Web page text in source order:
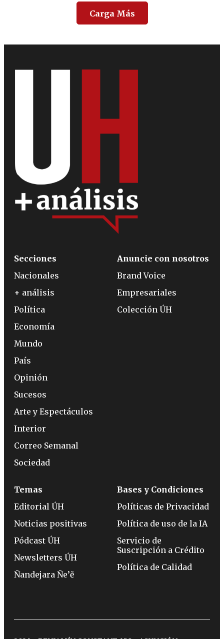
Carga Más
Secciones
Nacionales
+ análisis
Política
Economía
Mundo
País
Opinión
Sucesos
Arte y Espectáculos
Interior
Correo Semanal
Sociedad
Anuncie con nosotros
Brand Voice
Empresariales
Colección ÚH
Temas
Editorial ÚH
Noticias positivas
Pódcast ÚH
Newsletters ÚH
Ñandejara Ñe’ẽ
Bases y Condiciones
Políticas de Privacidad
Política de uso de la IA
Servicio de
Suscripción a Crédito
Política de Calidad